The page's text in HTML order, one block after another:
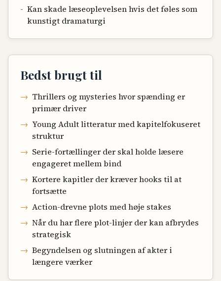
- Kan skade læseoplevelsen hvis det føles som
kunstigt dramaturgi
Bedst brugt til
→ Thrillers og mysteries hvor spænding er
primær driver
→ Young Adult litteratur med kapitelfokuseret
struktur
→ Serie-fortællinger der skal holde læsere
engageret mellem bind
→ Kortere kapitler der kræver hooks til at
fortsætte
→ Action-drevne plots med høje stakes
→ Når du har flere plot-linjer der kan afbrydes
strategisk
→ Begyndelsen og slutningen af akter i
længere værker